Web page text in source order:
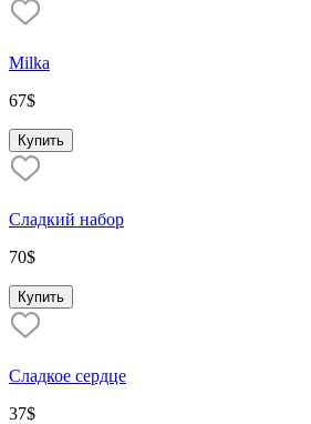
Milka
67$
Купить
Сладкий набор
70$
Купить
Сладкое сердце
37$